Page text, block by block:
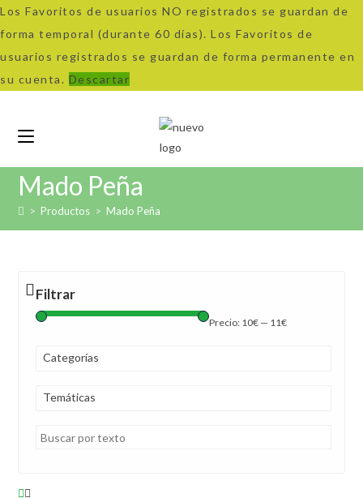
Los Favoritos de usuarios NO registrados se guardan de
forma temporal (durante 60 días). Los Favoritos de
usuarios registrados se guardan de forma permanente en
su cuenta. Descartar
Mado Peña
> Productos > Mado Peña
Filtrar
Precio: 10€ — 11€
Categorías
Temáticas